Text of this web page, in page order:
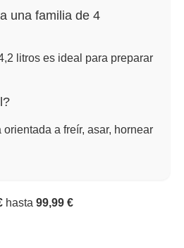
una familia de 4
litros es ideal para preparar
a freír, asar, hornear
hasta 99,99 €